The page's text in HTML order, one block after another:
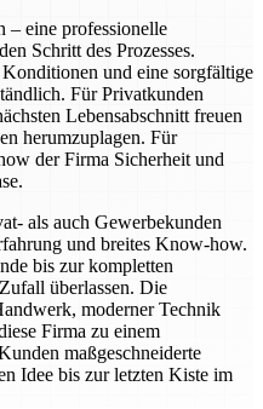
– eine professionelle
Schritt des Prozesses.
und eine sorgfältige
Für Privatkunden
Lebensabschnitt freuen
herumzuplagen. Für
der Firma Sicherheit und
als auch Gewerbekunden
und breites Know-how.
bis zur kompletten
überlassen. Die
moderner Technik
Firma zu einem
maßgeschneiderte
Idee bis zur letzten Kiste im